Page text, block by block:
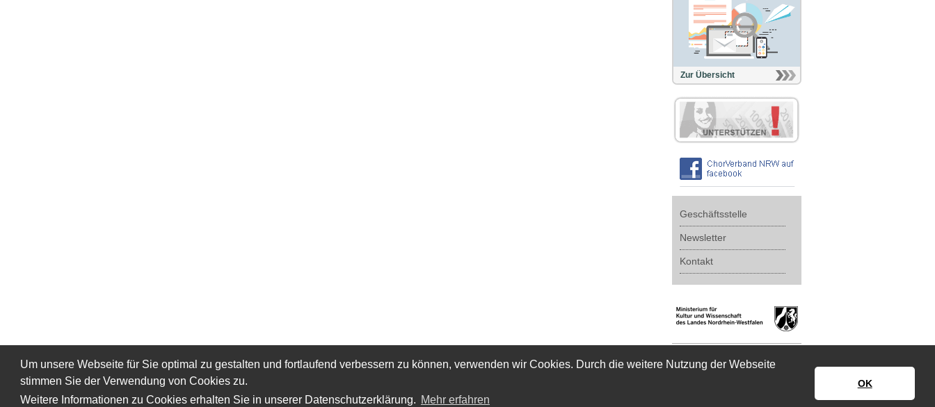
Um unsere Webseite für Sie optimal zu gestalten und fortlaufend verbessern zu können, verwenden wir Cookies. Durch die weitere Nutzung der Webseite
stimmen Sie der Verwendung von Cookies zu.
Weitere Informationen zu Cookies erhalten Sie in unserer Datenschutzerklärung. Mehr erfahren
OK
Zur Übersicht
Geschäftsstelle
Newsletter
Kontakt
August